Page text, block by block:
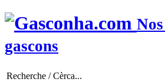
gascons
Recherche / Cèrca...